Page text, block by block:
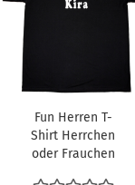
Fun Herren T-
Shirt Herrchen
oder Frauchen